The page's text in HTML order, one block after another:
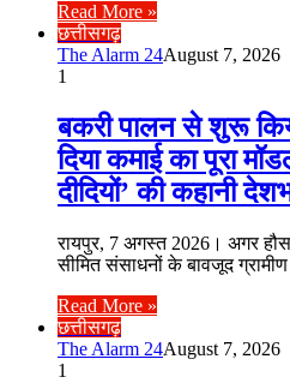
Read More »
छत्तीसगढ़
The Alarm 24August 7, 2026
1
बकरी पालन से शुरू
दिया कमाई का पूरा
दीदियों’ की कहानी
रायपुर, 7 अगस्त 2026। अगर
सीमित संसाधनों के बावजूद
Read More »
छत्तीसगढ़
The Alarm 24August 7, 2026
1